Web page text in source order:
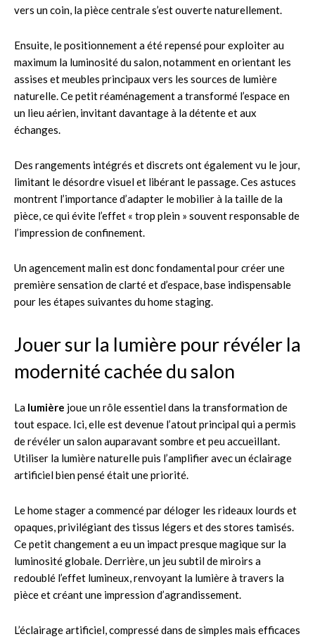
vers un coin, la pièce centrale s’est ouverte naturellement.
Ensuite, le positionnement a été repensé pour exploiter au
maximum la luminosité du salon, notamment en orientant les
assises et meubles principaux vers les sources de lumière
naturelle. Ce petit réaménagement a transformé l’espace en
un lieu aérien, invitant davantage à la détente et aux
échanges.
Des rangements intégrés et discrets ont également vu le jour,
limitant le désordre visuel et libérant le passage. Ces astuces
montrent l’importance d’adapter le mobilier à la taille de la
pièce, ce qui évite l’effet « trop plein » souvent responsable de
l’impression de confinement.
Un agencement malin est donc fondamental pour créer une
première sensation de clarté et d’espace, base indispensable
pour les étapes suivantes du home staging.
Jouer sur la lumière pour révéler la
modernité cachée du salon
La lumière joue un rôle essentiel dans la transformation de
tout espace. Ici, elle est devenue l’atout principal qui a permis
de révéler un salon auparavant sombre et peu accueillant.
Utiliser la lumière naturelle puis l’amplifier avec un éclairage
artificiel bien pensé était une priorité.
Le home stager a commencé par déloger les rideaux lourds et
opaques, privilégiant des tissus légers et des stores tamisés.
Ce petit changement a eu un impact presque magique sur la
luminosité globale. Derrière, un jeu subtil de miroirs a
redoublé l’effet lumineux, renvoyant la lumière à travers la
pièce et créant une impression d’agrandissement.
L’éclairage artificiel, compressé dans de simples mais efficaces